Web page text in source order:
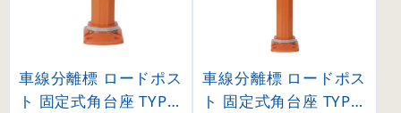
車線分離標 ロードポス
ト 固定式角台座 TYPE-
車線分離標 ロードポス
ト 固定式角台座 TYPE-